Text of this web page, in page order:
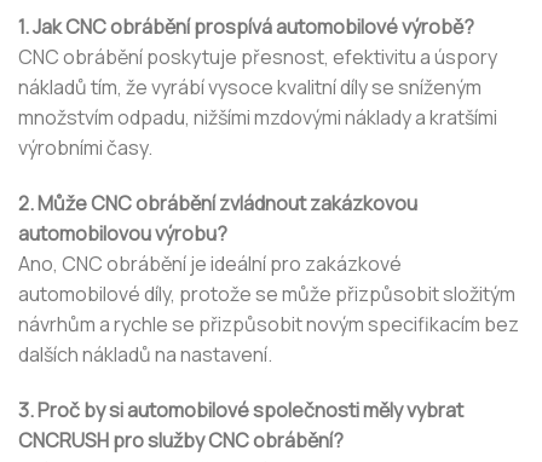
1. Jak CNC obrábění prospívá automobilové výrobě?
CNC obrábění poskytuje přesnost, efektivitu a úspory
nákladů tím, že vyrábí vysoce kvalitní díly se sníženým
množstvím odpadu, nižšími mzdovými náklady a kratšími
výrobními časy.
2. Může CNC obrábění zvládnout zakázkovou
automobilovou výrobu?
Ano, CNC obrábění je ideální pro zakázkové
automobilové díly, protože se může přizpůsobit složitým
návrhům a rychle se přizpůsobit novým specifikacím bez
dalších nákladů na nastavení.
3. Proč by si automobilové společnosti měly vybrat
CNCRUSH pro služby CNC obrábění?